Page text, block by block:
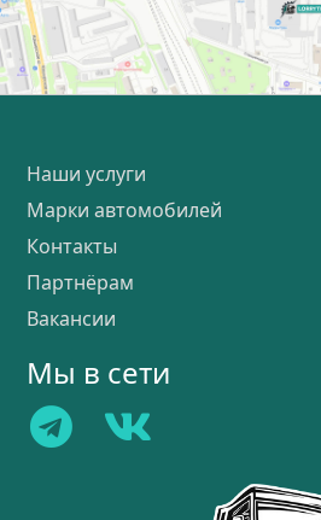
Наши услуги
Марки автомобилей
Контакты
Партнёрам
Вакансии
Мы в сети